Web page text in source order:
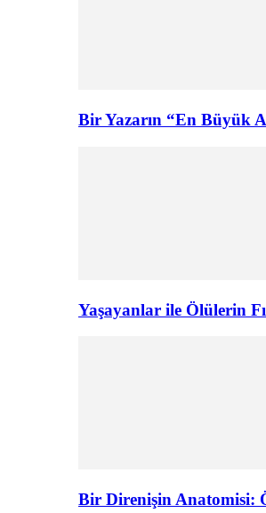
Bir Yazarın “En Büyük
Yaşayanlar ile Ölülerin
Bir Direnişin Anatomisi: